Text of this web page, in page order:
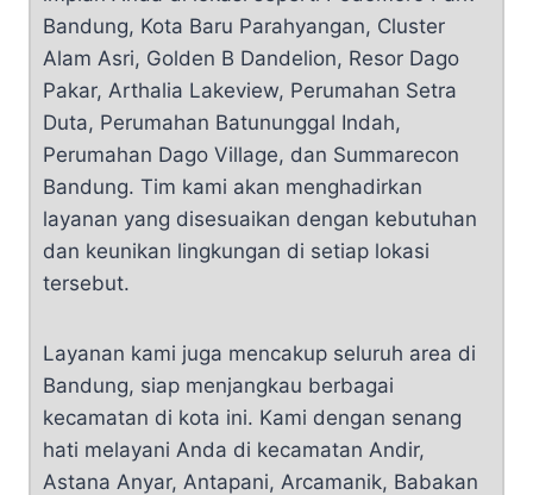
Bandung, Kota Baru Parahyangan, Cluster
Alam Asri, Golden B Dandelion, Resor Dago
Pakar, Arthalia Lakeview, Perumahan Setra
Duta, Perumahan Batununggal Indah,
Perumahan Dago Village, dan Summarecon
Bandung. Tim kami akan menghadirkan
layanan yang disesuaikan dengan kebutuhan
dan keunikan lingkungan di setiap lokasi
tersebut.
Layanan kami juga mencakup seluruh area di
Bandung, siap menjangkau berbagai
kecamatan di kota ini. Kami dengan senang
hati melayani Anda di kecamatan Andir,
Astana Anyar, Antapani, Arcamanik, Babakan